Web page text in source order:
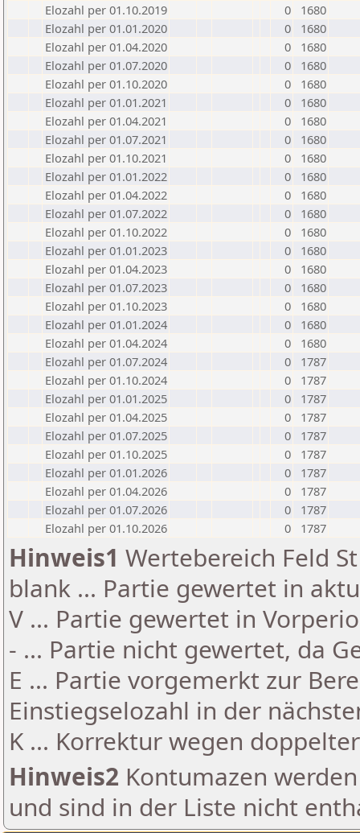
Elozahl per 01.10.2019
0
1680
Elozahl per 01.01.2020
0
1680
Elozahl per 01.04.2020
0
1680
Elozahl per 01.07.2020
0
1680
Elozahl per 01.10.2020
0
1680
Elozahl per 01.01.2021
0
1680
Elozahl per 01.04.2021
0
1680
Elozahl per 01.07.2021
0
1680
Elozahl per 01.10.2021
0
1680
Elozahl per 01.01.2022
0
1680
Elozahl per 01.04.2022
0
1680
Elozahl per 01.07.2022
0
1680
Elozahl per 01.10.2022
0
1680
Elozahl per 01.01.2023
0
1680
Elozahl per 01.04.2023
0
1680
Elozahl per 01.07.2023
0
1680
Elozahl per 01.10.2023
0
1680
Elozahl per 01.01.2024
0
1680
Elozahl per 01.04.2024
0
1680
Elozahl per 01.07.2024
0
1787
Elozahl per 01.10.2024
0
1787
Elozahl per 01.01.2025
0
1787
Elozahl per 01.04.2025
0
1787
Elozahl per 01.07.2025
0
1787
Elozahl per 01.10.2025
0
1787
Elozahl per 01.01.2026
0
1787
Elozahl per 01.04.2026
0
1787
Elozahl per 01.07.2026
0
1787
Elozahl per 01.10.2026
0 1787
Hinweis1 Wertebereich Feld
blank ... Partie gewertet in
V ... Partie gewertet in
- ... Partie nicht gewertet, da
E ... Partie vorgemerkt zur
Einstiegselozahl in der
K ... Korrektur wegen
Hinweis2 Kontumazen
und sind in der Liste nicht